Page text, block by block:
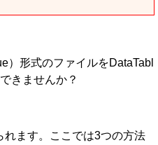
）形式のファイルをDataTabl
きませんか？
れます。ここでは3つの方法